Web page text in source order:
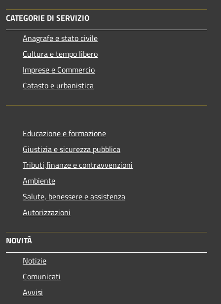
CATEGORIE DI SERVIZIO
Anagrafe e stato civile
Cultura e tempo libero
Imprese e Commercio
Catasto e urbanistica
Educazione e formazione
Giustizia e sicurezza pubblica
Tributi,finanze e contravvenzioni
Ambiente
Salute, benessere e assistenza
Autorizzazioni
NOVITÀ
Notizie
Comunicati
Avvisi